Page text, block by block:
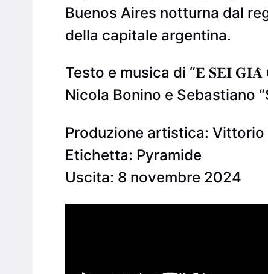
Buenos Aires notturna dal
della capitale argentina.
Testo e musica di “𝐄 𝐒𝐄𝐈
Nicola Bonino e Sebastiano
Produzione artistica: Vittorio
Etichetta: Pyramide
Uscita: 8 novembre 2024